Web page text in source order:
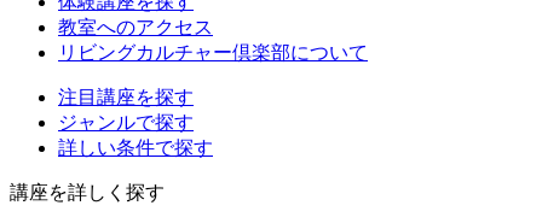
教室へのアクセス
リビングカルチャー倶楽部について
注目講座を探す
ジャンルで探す
詳しい条件で探す
講座を詳しく探す